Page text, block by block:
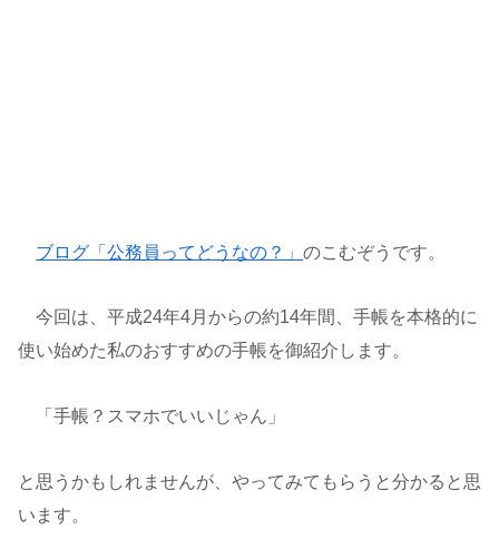
ブログ「公務員ってどうなの？」 のこむぞうです。
今回は、平成24年4月からの約14年間、手帳を本格的に
使い始めた私のおすすめの手帳を御紹介します。
「手帳？スマホでいいじゃん」
と思うかもしれませんが、やってみてもらうと分かると思
います。